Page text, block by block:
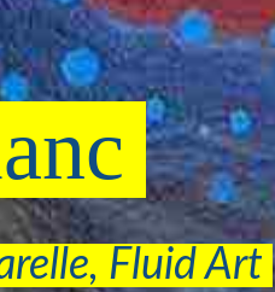
Fluid Art